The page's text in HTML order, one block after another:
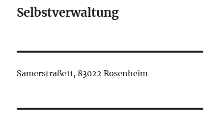
Selbstverwaltung
Samerstraße11, 83022 Rosenheim